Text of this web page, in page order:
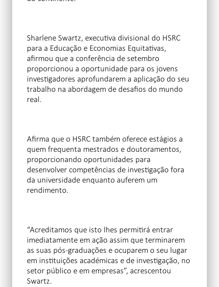
Sharlene Swartz, executiva divisional do HSRC
para a Educação e Economias Equitativas,
afirmou que a conferência de setembro
proporcionou a oportunidade para os jovens
investigadores aprofundarem a aplicação do seu
trabalho na abordagem de desafios do mundo
real.
Afirma que o HSRC também oferece estágios a
quem frequenta mestrados e doutoramentos,
proporcionando oportunidades para
desenvolver competências de investigação fora
da universidade enquanto auferem um
rendimento.
“Acreditamos que isto lhes permitirá entrar
imediatamente em ação assim que terminarem
as suas pós-graduações e ocuparem o seu lugar
em instituições académicas e de investigação, no
setor público e em empresas”, acrescentou
Swartz.